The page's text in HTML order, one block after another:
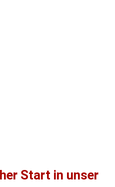
Start in unser